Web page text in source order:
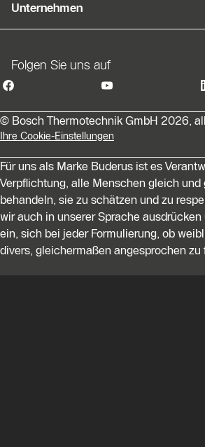
Unternehmen
Folgen Sie uns auf
© Bosch Thermotechnik GmbH 2026,
Ihre Cookie-Einstellungen
Für uns als Marke Buderus ist es
Verpflichtung, alle Menschen gleich und
behandeln, sie zu schätzen und zu
wir auch in unserer Sprache
ein, sich bei jeder Formulierung, ob
divers, gleichermaßen angesprochen zu